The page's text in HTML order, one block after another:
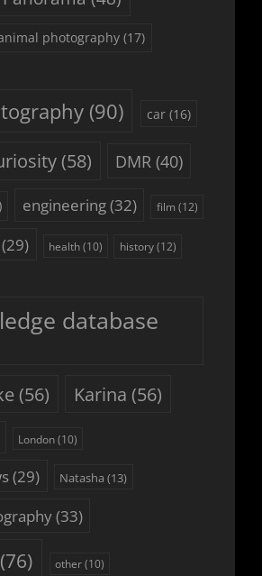
photography (17)
(90) car(16)
(58) DMR (40)
engineering(32) film (12)
(29) health(10) history(12)
database
(56) Karina (56)
London(10)
(29) Natasha (13)
(33)
(76) other(10)